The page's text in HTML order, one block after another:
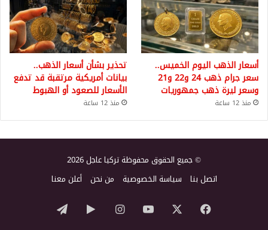
أسعار الذهب اليوم الخميس..
سعر جرام ذهب 24 و22 و21
وسعر ليرة ذهب جمهوريات
منذ 12 ساعة
تحذير بشأن أسعار الذهب..
بيانات أمريكية مرتقبة قد تدفع
الأسعار للصعود أو الهبوط
منذ 12 ساعة
© جميع الحقوق محفوظة تركيا عاجل 2026
اتصل بنا سياسة الخصوصية من نحن أعلن معنا
فيسبوك ‫YouTubeانستقرام‏Googleتيلقرام